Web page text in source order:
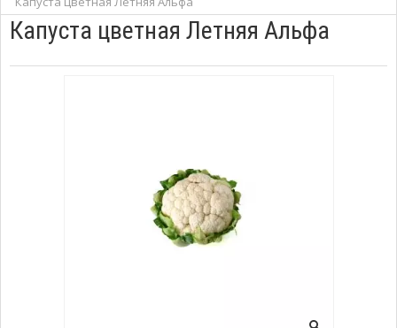
Капуста цветная Летняя Альфа